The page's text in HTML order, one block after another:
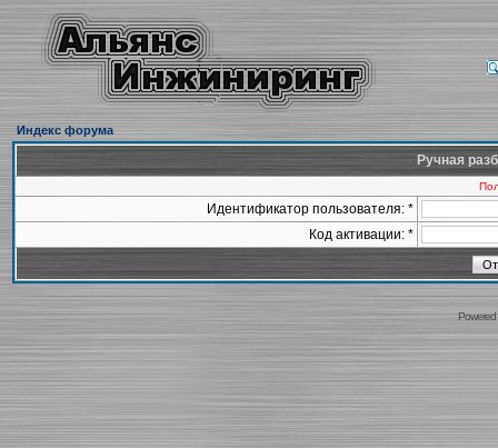
Индекс форума
Ручная
Идентификатор пользователя: *
Код активации: *